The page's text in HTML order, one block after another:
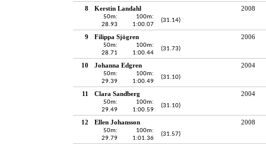
8 Kerstin Landahl 2008
50m:
28.93
100m:
1:00.07
(31.14)
9 Filippa Sjögren 2006
50m:
28.71
100m:
1:00.44
(31.73)
10 Johanna Edgren 2004
50m:
29.39
100m:
1:00.49
(31.10)
11 Clara Sandberg 2004
50m:
29.49
100m:
1:00.59
(31.10)
12 Ellen Johansson 2008
50m:
29.79
100m:
1:01.36
(31.57)